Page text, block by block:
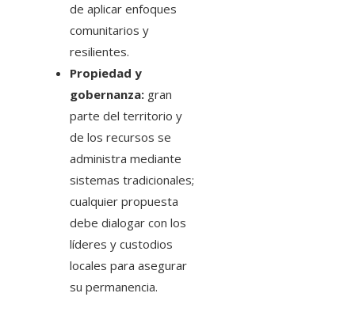
de aplicar enfoques
comunitarios y
resilientes.
Propiedad y
gobernanza: gran
parte del territorio y
de los recursos se
administra mediante
sistemas tradicionales;
cualquier propuesta
debe dialogar con los
líderes y custodios
locales para asegurar
su permanencia.